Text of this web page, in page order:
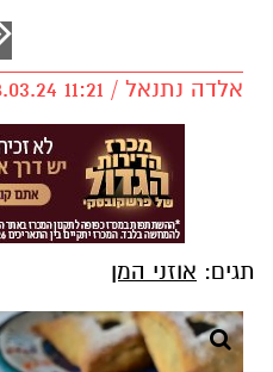
אלדה נתנאל / 11:21 18.03.24
תגים: אוזני המן